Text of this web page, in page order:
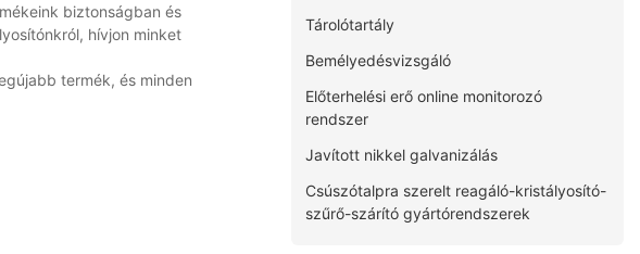
biztonságban és
hívjon minket
termék, és minden
Tárolótartály
Bemélyedésvizsgáló
Előterhelési erő online monitorozó
rendszer
Javított nikkel galvanizálás
Csúszótalpra szerelt reagáló-kristályosító-
szűrő-szárító gyártórendszerek